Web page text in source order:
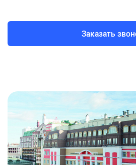
Заказать